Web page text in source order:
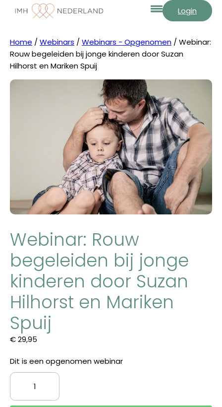
Login
Home / Webinars / Webinars - Opgenomen / Webinar:
Rouw begeleiden bij jonge kinderen door Suzan
Hilhorst en Mariken Spuij
Webinar: Rouw
begeleiden bij jonge
kinderen door Suzan
Hilhorst en Mariken
Spuij
€29,95
Dit is een opgenomen webinar
Webinar:
begeleiden